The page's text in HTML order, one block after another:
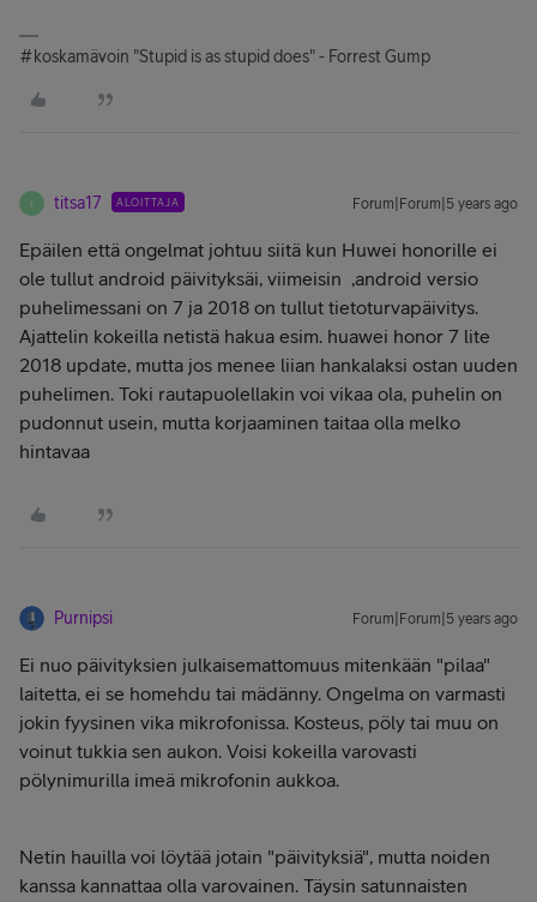
#koskamävoin "Stupid is as stupid does" - Forrest Gump
T titsa17 ALOITTAJA Forum|Forum|5 years ago
Epäilen että ongelmat johtuu siitä kun Huwei honorille ei
ole tullut android päivityksäi, viimeisin ,android versio
puhelimessani on 7 ja 2018 on tullut tietoturvapäivitys.
Ajattelin kokeilla netistä hakua esim. huawei honor 7 lite
2018 update, mutta jos menee liian hankalaksi ostan uuden
puhelimen. Toki rautapuolellakin voi vikaa ola, puhelin on
pudonnut usein, mutta korjaaminen taitaa olla melko
hintavaa
Purnipsi Forum|Forum|5 years ago
Ei nuo päivityksien julkaisemattomuus mitenkään "pilaa"
laitetta, ei se homehdu tai mädänny. Ongelma on varmasti
jokin fyysinen vika mikrofonissa. Kosteus, pöly tai muu on
voinut tukkia sen aukon. Voisi kokeilla varovasti
pölynimurilla imeä mikrofonin aukkoa.
Netin hauilla voi löytää jotain "päivityksiä", mutta noiden
kanssa kannattaa olla varovainen. Täysin satunnaisten